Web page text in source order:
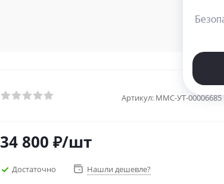
Артикул: MMC-УТ-00006685
34 800 ₽/шт
Достаточно Нашли дешевле?